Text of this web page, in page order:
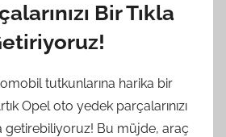
Bir Tıkla
tutkunlarına harika bir
Opel oto yedek parçalarınızı
getirebiliyoruz! Bu müjde, araç